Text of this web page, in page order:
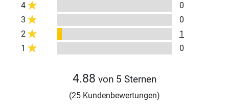
4
0
3
0
2
1
1
0
4.88 von 5 Sternen
(25 Kundenbewertungen)